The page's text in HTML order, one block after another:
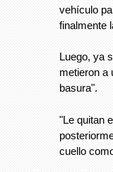
vehículo
finalmente
Luego, ya
metieron a
basura".
"Le quitan
cuello